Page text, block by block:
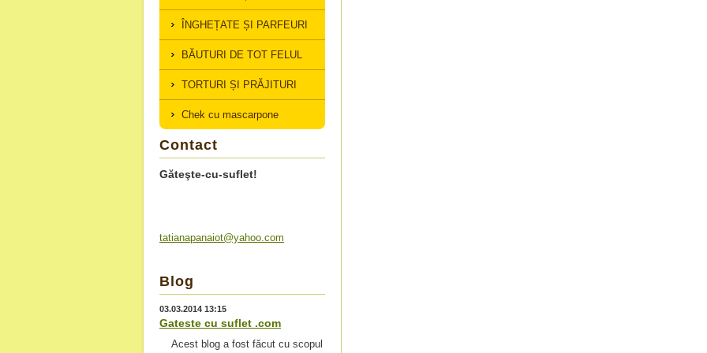
ÎNGHEȚATE ȘI PARFEURI
BĂUTURI DE TOT FELUL
TORTURI ȘI PRĂJITURI
Chek cu mascarpone
Contact
Găteşte-cu-suflet!
tatianapanaiot@yahoo.com
Blog
03.03.2014 13:15
Gateste cu suflet .com
Acest blog a fost făcut cu scopul